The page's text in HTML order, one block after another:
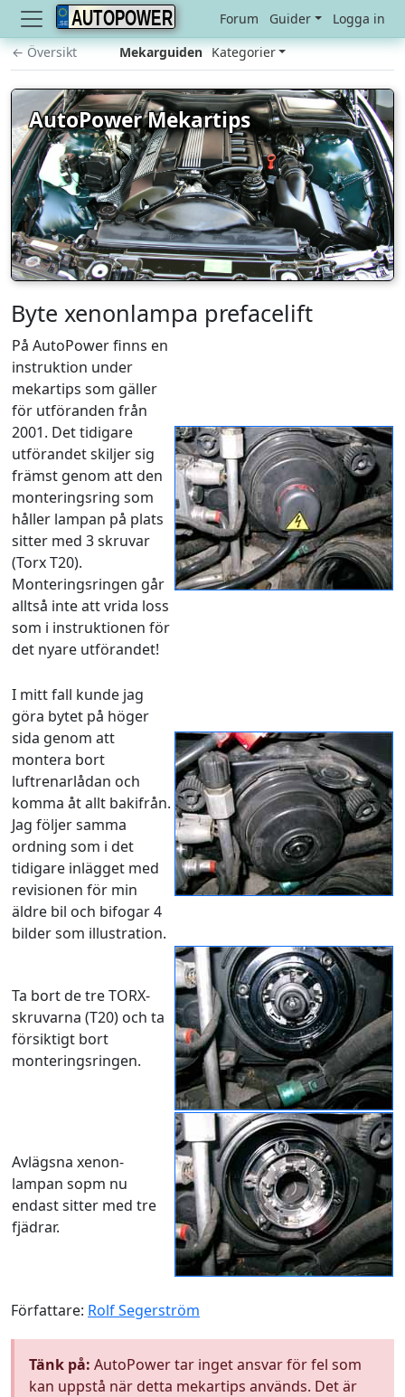
AUTOPOWER Forum Guider
Logga in
← Översikt
Mekarguiden Kategorier
AutoPower Mekartips
Byte xenonlampa prefacelift
På AutoPower finns en
instruktion under
mekartips som gäller
för utföranden från
2001. Det tidigare
utförandet skiljer sig
främst genom att den
monteringsring som
håller lampan på plats
sitter med 3 skruvar
(Torx T20).
Monteringsringen går
alltså inte att vrida loss
som i instruktionen för
det nyare utförandet!
I mitt fall kunde jag
göra bytet på höger
sida genom att
montera bort
luftrenarlådan och
komma åt allt bakifrån.
Jag följer samma
ordning som i det
tidigare inlägget med
revisionen för min
äldre bil och bifogar 4
bilder som illustration.
Ta bort de tre TORX-
skruvarna (T20) och ta
försiktigt bort
monteringsringen.
Avlägsna xenon-
lampan sopm nu
endast sitter med tre
fjädrar.
Författare: Rolf Segerström
Tänk på: AutoPower tar inget ansvar för fel som
kan uppstå när detta mekartips används. Det är